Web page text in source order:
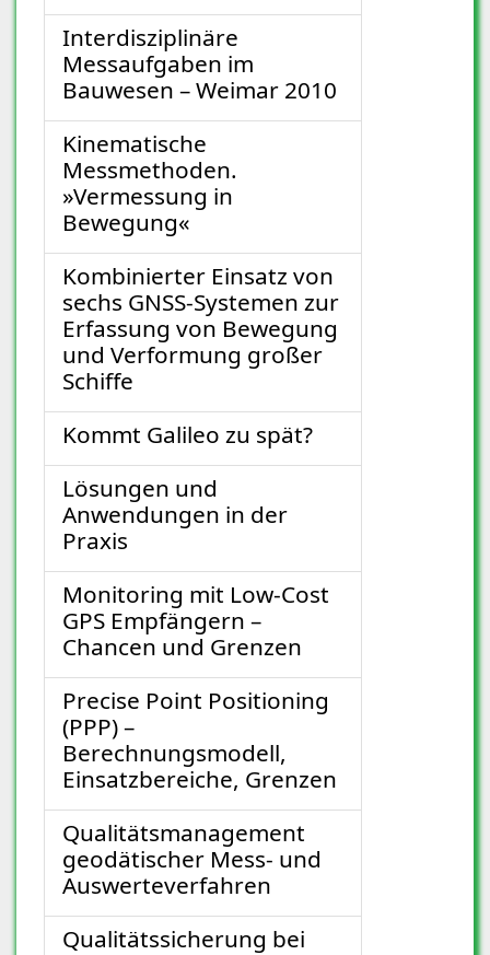
Interdisziplinäre
Messaufgaben im
Bauwesen – Weimar 2010
Kinematische
Messmethoden.
»Vermessung in
Bewegung«
Kombinierter Einsatz von
sechs GNSS-Systemen zur
Erfassung von Bewegung
und Verformung großer
Schiffe
Kommt Galileo zu spät?
Lösungen und
Anwendungen in der
Praxis
Monitoring mit Low-Cost
GPS Empfängern –
Chancen und Grenzen
Precise Point Positioning
(PPP) –
Berechnungsmodell,
Einsatzbereiche, Grenzen
Qualitätsmanagement
geodätischer Mess- und
Auswerteverfahren
Qualitätssicherung bei